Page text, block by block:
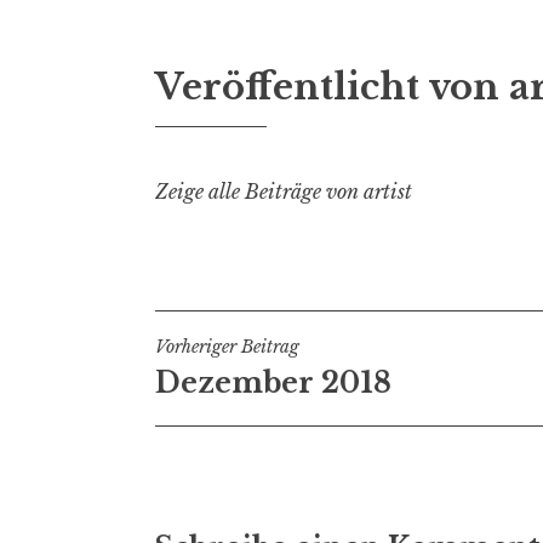
Veröffentlicht von
Zeige alle Beiträge von artist
Beitragsnavigation
Vorheriger Beitrag
Dezember 2018